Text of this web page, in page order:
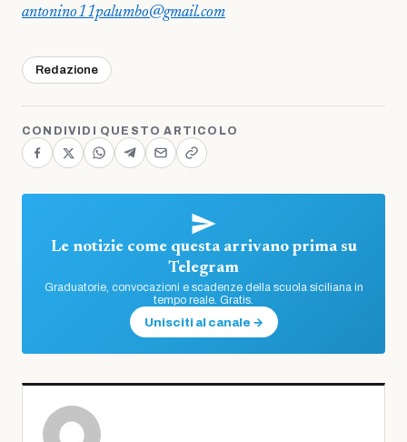
antonino11palumbo@gmail.com
Redazione
CONDIVIDI QUESTO ARTICOLO
Le notizie come questa arrivano prima su
Telegram
Graduatorie, convocazioni e scadenze della scuola siciliana in
tempo reale. Gratis.
Unisciti al canale →